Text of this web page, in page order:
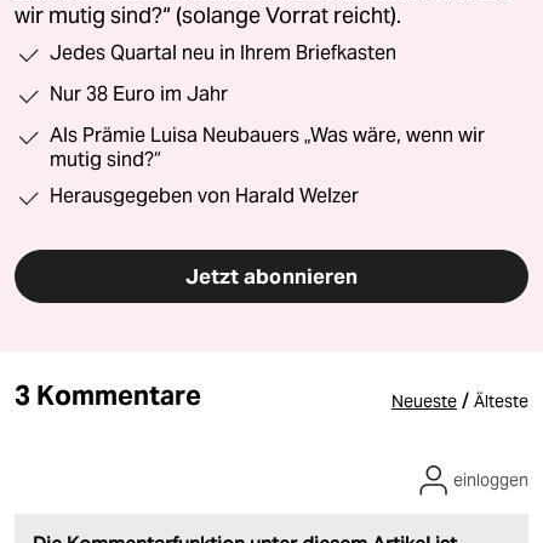
wir mutig sind?“ (solange Vorrat reicht).
Jedes Quartal neu in Ihrem Briefkasten
Nur 38 Euro im Jahr
Als Prämie Luisa Neubauers „Was wäre, wenn wir
mutig sind?“
Herausgegeben von Harald Welzer
Jetzt abonnieren
3 Kommentare Neueste / Älteste
einloggen